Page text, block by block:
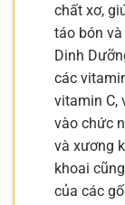
chất xơ,
táo bón
Dinh
các
vitamin C,
vào chức
và xương
khoai
của các